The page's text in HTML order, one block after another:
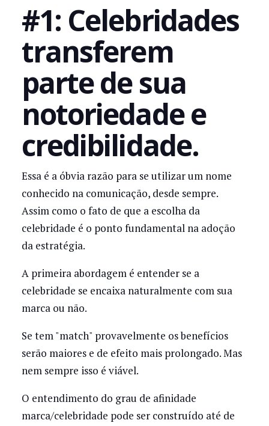
#1: Celebridades
transferem
parte de sua
notoriedade e
credibilidade.
Essa é a óbvia razão para se utilizar um nome
conhecido na comunicação, desde sempre.
Assim como o fato de que a escolha da
celebridade é o ponto fundamental na adoção
da estratégia.
A primeira abordagem é entender se a
celebridade se encaixa naturalmente com sua
marca ou não.
Se tem "match" provavelmente os benefícios
serão maiores e de efeito mais prolongado. Mas
nem sempre isso é viável.
O entendimento do grau de afinidade
marca/celebridade pode ser construído até de